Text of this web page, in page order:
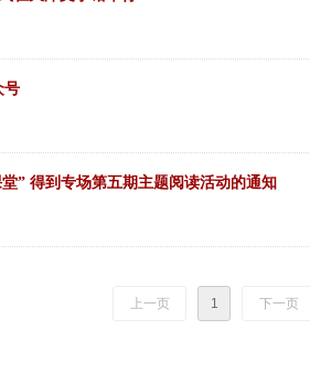
号
关于收看2020书香天津•书屋书吧“云课堂” 得到专场第五期主题阅读活动的通知
上一页 1 下一页